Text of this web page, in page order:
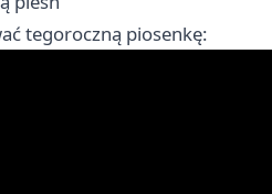
tegoroczną piosenkę: